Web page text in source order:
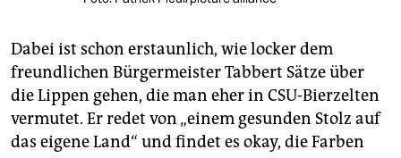
Dabei ist schon erstaunlich, wie locker dem
freundlichen Bürgermeister Tabbert Sätze über
die Lippen gehen, die man eher in CSU-Bierzelten
vermutet. Er redet von „einem gesunden Stolz auf
das eigene Land“ und findet es okay, die Farben